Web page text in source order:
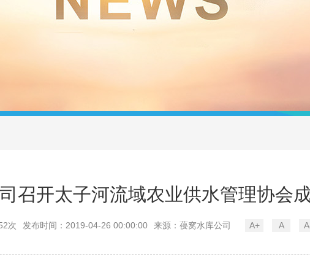
召开太子河流域农业供水管理协会
次 发布时间：2019-04-26 00:00:00 来源：葠窝水库公司 A+ A